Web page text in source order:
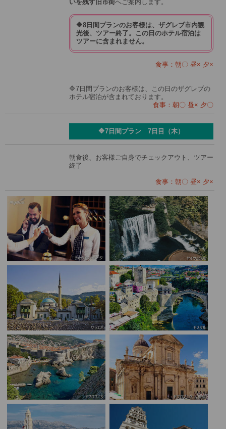
いを残す旧市街へご案内します。
🔶8日間プランのお客様は、ザグレブ市内観
光後、ツアー終了。この日のホテル宿泊は
ツアーに含まれません。
食事：朝〇 昼× 夕×
🔷7日間プランのお客様は、この日のザグレブの
ホテル宿泊が含まれております。
食事：朝〇 昼× 夕〇
🔷7日間プラン 7日目（木）
朝食後、お客様ご自身でチェックアウト、ツアー
終了
食事：朝〇 昼× 夕×